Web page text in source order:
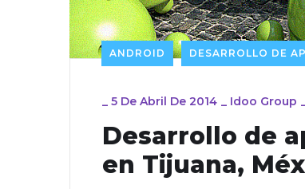
ANDROID DESARROLLO DE
_ 5 De Abril De 2014 _ Idoo Group
Desarrollo de
en Tijuana,